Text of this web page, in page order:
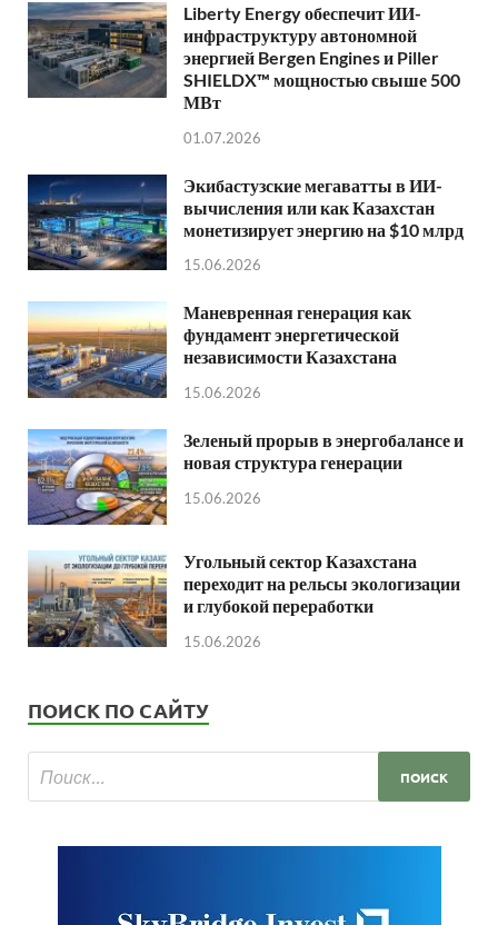
Liberty Energy обеспечит ИИ-
инфраструктуру автономной
энергией Bergen Engines и Piller
SHIELDX™ мощностью свыше 500
МВт
01.07.2026
Экибастузские мегаватты в ИИ-
вычисления или как Казахстан
монетизирует энергию на $10 млрд
15.06.2026
Маневренная генерация как
фундамент энергетической
независимости Казахстана
15.06.2026
Зеленый прорыв в энергобалансе и
новая структура генерации
15.06.2026
Угольный сектор Казахстана
переходит на рельсы экологизации
и глубокой переработки
15.06.2026
ПОИСК ПО САЙТУ